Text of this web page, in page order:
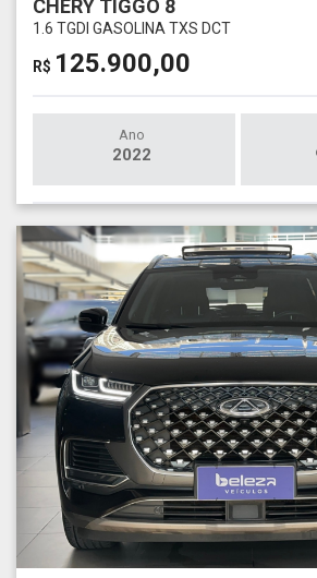
CHERY TIGGO 8
1.6 TGDI GASOLINA TXS DCT
R$ 125.900,00
Ano
2022